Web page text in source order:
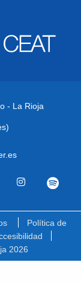
- La Rioja
Política de
2026